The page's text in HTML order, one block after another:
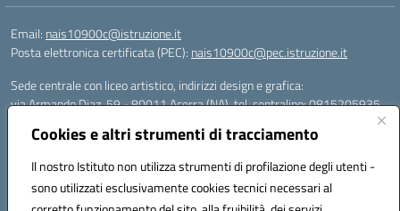
Cookies e altri strumenti di tracciamento
Il nostro Istituto non utilizza strumenti di profilazione degli utenti -
sono utilizzati esclusivamente cookies tecnici necessari al
Email: nais10900c@istruzione.it
Posta elettronica certificata (PEC): nais10900c@pec.istruzione.it
Sede centrale con liceo artistico, indirizzi design e grafica:
via Armando Diaz, 59 - 80011 Acerra (NA), tel. centralino: 0815205935
via T. Campanella, 80011 Acerra (NA), tel/fax: 0818850905
Sede succursale con liceo musicale:
via S. Pellico, 80011 Acerra (NA), tel: 08119660921
Email: nais10900c@istruzione.it | PEC: nais10900c@pec.istruzione.it |